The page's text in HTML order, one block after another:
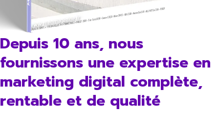
Depuis 10 ans, nous
fournissons une expertise en
marketing digital complète,
rentable et de qualité